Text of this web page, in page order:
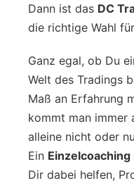
Dann ist das DC
die richtige Wahl
Ganz egal, ob Du
Welt des Tradings
Maß an Erfahrung
kommt man immer
alleine nicht oder
Ein Einzelcoaching
Dir dabei helfen,